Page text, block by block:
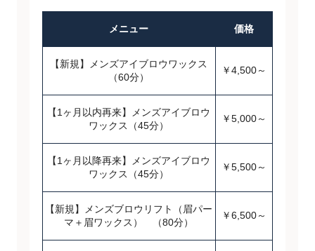
メニュー 価格
【新規】メンズアイブロウワックス
（60分）
￥4,500～
【1ヶ月以内再来】メンズアイブロウ
ワックス（45分）
￥5,000～
【1ヶ月以降再来】メンズアイブロウ
ワックス（45分）
￥5,500～
【新規】メンズブロウリフト（眉パー
マ＋眉ワックス） （80分）
￥6,500～